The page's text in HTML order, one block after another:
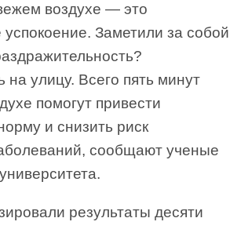
воздухе — это
Заметили за собой
на улицу. Всего пять минут
помогут привести
и снизить риск
сообщают ученые
результаты десяти